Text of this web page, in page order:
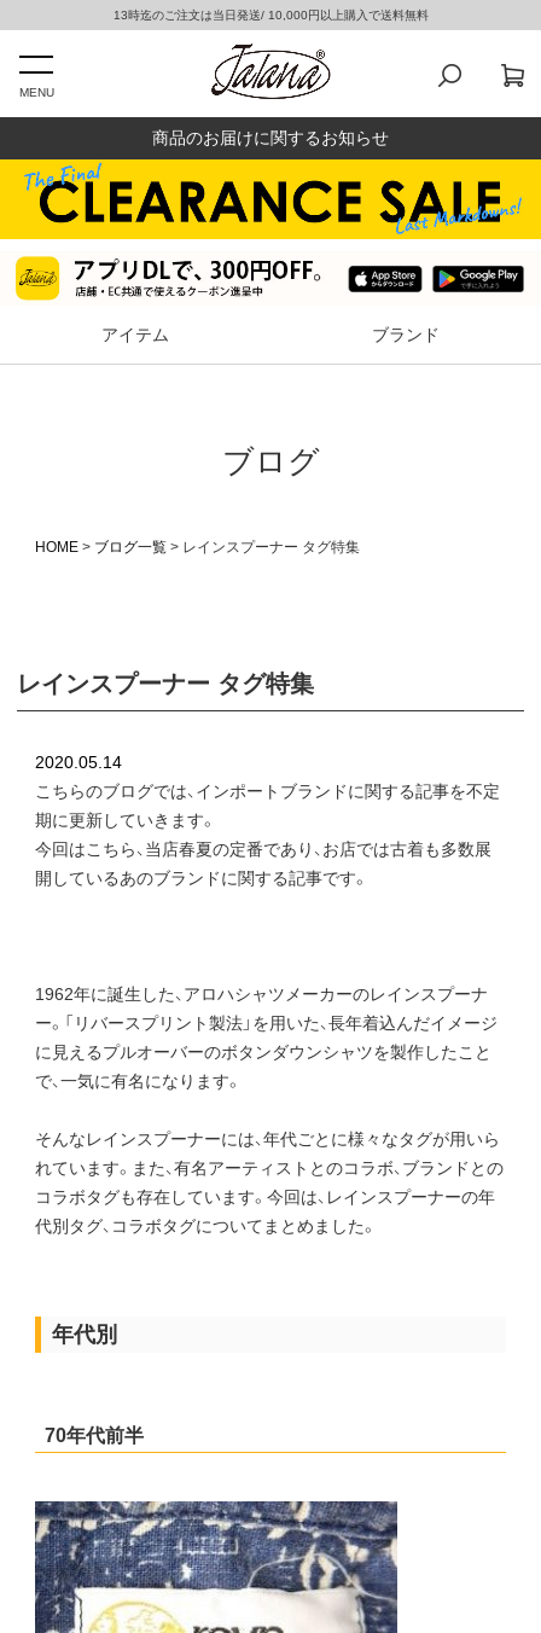
13時迄のご注文は当日発送/ 10,000円以上購入で送料無料
MENU
商品のお届けに関するお知らせ
アイテム ブランド
ブログ
HOME ブログ一覧 レインスプーナー タグ特集
レインスプーナー タグ特集
2020.05.14
こちらのブログでは、インポートブランドに関する記事を不定
期に更新していきます。
今回はこちら、当店春夏の定番であり、お店では古着も多数展
開しているあのブランドに関する記事です。
1962年に誕生した、アロハシャツメーカーのレインスプーナ
ー。「リバースプリント製法」を用いた、長年着込んだイメージ
に見えるプルオーバーのボタンダウンシャツを製作したこと
で、一気に有名になります。
そんなレインスプーナーには、年代ごとに様々なタグが用いら
れています。また、有名アーティストとのコラボ、ブランドとの
コラボタグも存在しています。今回は、レインスプーナーの年
代別タグ、コラボタグについてまとめました。
年代別
70年代前半